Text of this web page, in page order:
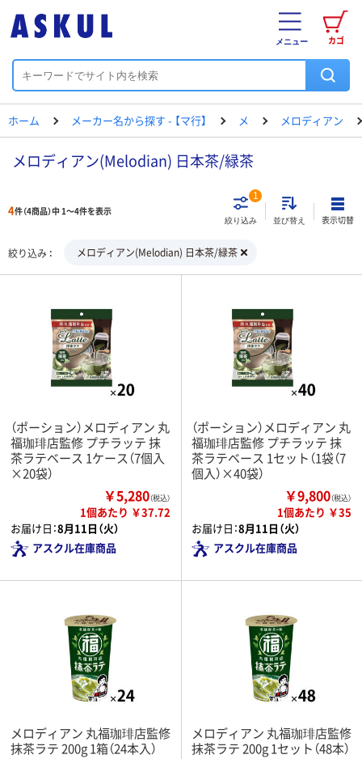
カゴ
メニュー
ホーム メーカー名から探す - 【マ行】 メ メロディアン
メロディアン(Melodian) 日本茶/緑茶
4件（4商品）中 1～4件を表示
絞り込み
1
並び替え 表示切替
絞り込み メロディアン(Melodian) 日本茶/緑茶
（ポーション）メロディアン 丸
福珈琲店監修 プチラッテ 抹
茶ラテベース 1ケース（7個入
×20袋）
￥5,280（税込）
1個あたり ￥37.72
お届け日：8月11日（火）
アスクル在庫商品
（ポーション）メロディアン 丸
福珈琲店監修 プチラッテ 抹
茶ラテベース 1セット（1袋（7
個入）×40袋）
￥9,800（税込）
1個あたり ￥35
お届け日：8月11日（火）
アスクル在庫商品
メロディアン 丸福珈琲店監修
抹茶ラテ 200g 1箱（24本入）
メロディアン 丸福珈琲店監修
抹茶ラテ 200g 1セット（48本）